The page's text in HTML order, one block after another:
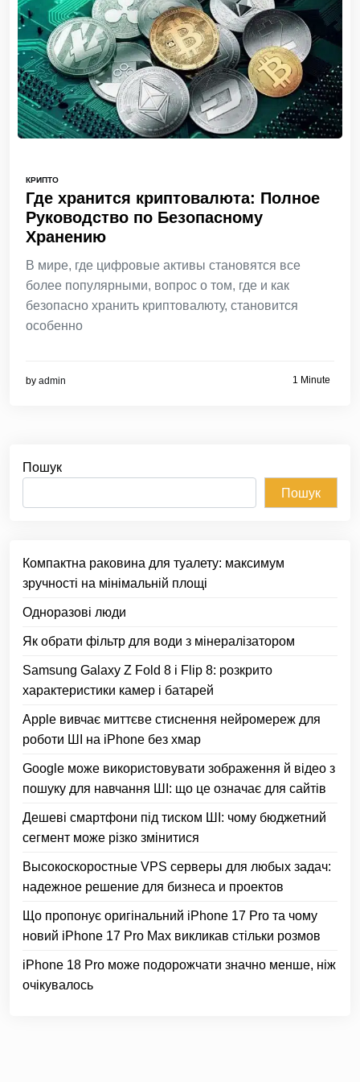
КРИПТО
Где хранится криптовалюта: Полное
Руководство по Безопасному
Хранению
В мире, где цифровые активы становятся все
более популярными, вопрос о том, где и как
безопасно хранить криптовалюту, становится
особенно
by admin 1 Minute
Пошук
Пошук
Компактна раковина для туалету: максимум
зручності на мінімальній площі
Одноразові люди
Як обрати фільтр для води з мінералізатором
Samsung Galaxy Z Fold 8 і Flip 8: розкрито
характеристики камер і батарей
Apple вивчає миттєве стиснення нейромереж для
роботи ШІ на iPhone без хмар
Google може використовувати зображення й відео з
пошуку для навчання ШІ: що це означає для сайтів
Дешеві смартфони під тиском ШІ: чому бюджетний
сегмент може різко змінитися
Высокоскоростные VPS серверы для любых задач:
надежное решение для бизнеса и проектов
Що пропонує оригінальний iPhone 17 Pro та чому
новий iPhone 17 Pro Max викликав стільки розмов
iPhone 18 Pro може подорожчати значно менше, ніж
очікувалось